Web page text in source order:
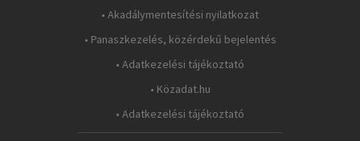
• Akadálymentesítési nyilatkozat
• Panaszkezelés, közérdekű bejelentés
• Adatkezelési tájékoztató
• Közadat.hu
• Adatkezelési tájékoztató